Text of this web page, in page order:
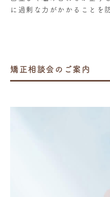
に過剰な力がかかることを
矯正相談会のご案内